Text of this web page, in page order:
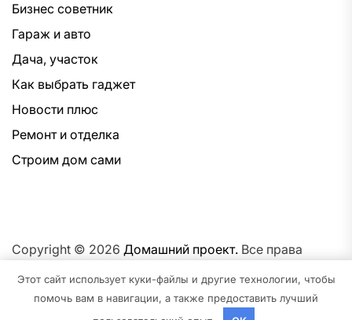
Бизнес советник
Гараж и авто
Дача, участок
Как выбрать гаджет
Новости плюс
Ремонт и отделка
Строим дом сами
Copyright © 2026 Домашний проект. Все права
платформеWordPress.
Этот сайт использует куки-файлы и другие технологии, чтобы
помочь вам в навигации, а также предоставить лучший